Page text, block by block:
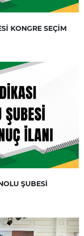
KONGRE SEÇİM
ŞUBESİ